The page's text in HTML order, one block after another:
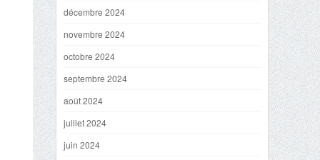
décembre 2024
novembre 2024
octobre 2024
septembre 2024
août 2024
juillet 2024
juin 2024